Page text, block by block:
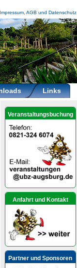
Impressum, AGB und Datenschutz
Links
Veranstaltungsbuchung
Anfahrt und Kontakt
Partner und Sponsoren